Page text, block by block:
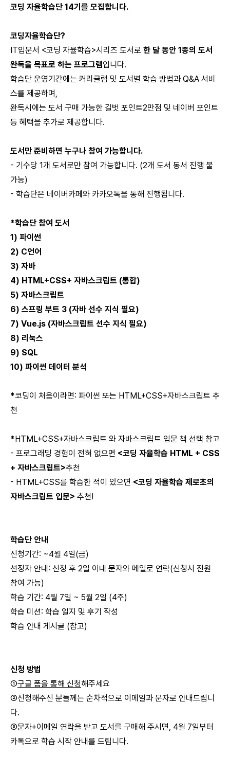
코딩 자율학습단 14기를 모집합니다.
코딩자율학습단?
IT입문서 <코딩 자율학습>시리즈 도서로 한 달 동안 1종의 도서
완독을 목표로 하는 프로그램입니다.
학습단 운영기간에는 커리큘럼 및 도서별 학습 방법과 Q&A 서비
스를 제공하며,
완독시에는 도서 구매 가능한 길벗 포인트2만점 및 네이버 포인트
등 혜택을 추가로 제공합니다.
도서만 준비하면 누구나 참여 가능합니다.
- 기수당 1개 도서로만 참여 가능합니다. (2개 도서 동서 진행 불
가능)
- 학습단은 네이버카페와 카카오톡을 통해 진행됩니다.
*학습단 참여 도서
1) 파이썬
2) C언어
3) 자바
4) HTML+CSS+ 자바스크립트 (통합)
5) 자바스크립트
6) 스프링 부트 3 (자바 선수 지식 필요)
7) Vue.js (자바스크립트 선수 지식 필요)
8) 리눅스
9) SQL
10) 파이썬 데이터 분석
*코딩이 처음이라면: 파이썬 또는 HTML+CSS+자바스크립트 추
천
* HTML+CSS+자바스크립트 와 자바스크립트 입문 책 선택 참고
- 프로그래밍 경험이 전혀 없으면 <코딩 자율학습 HTML + CSS
+ 자바스크립트>추천
- HTML+CSS를 학습한 적이 있으면 <코딩 자율학습 제로초의
자바스크립트 입문> 추천!
학습단 안내
신청기간: ~4월 4일(금)
선정자 안내: 신청 후 2일 이내 문자와 메일로 연락(신청시 전원
참여 가능)
학습 기간: 4월 7일 ~ 5월 2일 (4주)
학습 미션: 학습 일지 및 후기 작성
학습 안내 게시글 (참고)
신청 방법
①​구글 폼을 통해 신청​해주세요
②신청해주신 분들께는 순차적으로 이메일과 문자로 안내드립니
다.
③문자+이메일 연락을 받고 도서를 구매해 주시면, 4월 7일부터
카톡으로 학습 시작 안내를 드립니다.